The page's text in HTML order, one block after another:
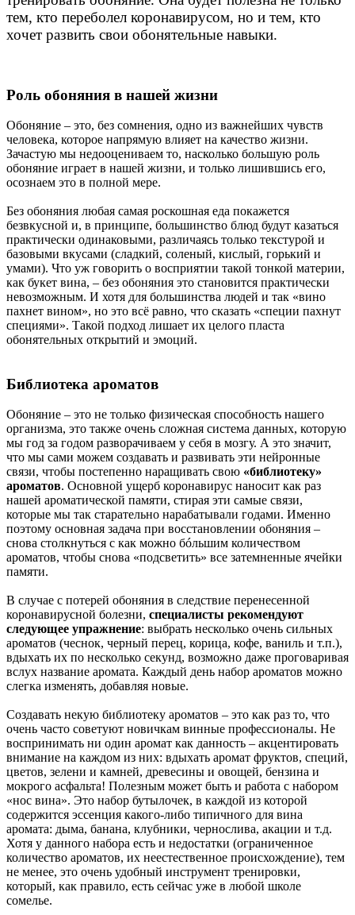
тем, кто переболел коронавирусом, но и тем, кто
хочет развить свои обонятельные навыки.
Роль обоняния в нашей жизни
Обоняние – это, без сомнения, одно из важнейших чувств
человека, которое напрямую влияет на качество жизни.
Зачастую мы недооцениваем то, насколько большую роль
обоняние играет в нашей жизни, и только лишившись его,
осознаем это в полной мере.
Без обоняния любая самая роскошная еда покажется
безвкусной и, в принципе, большинство блюд будут казаться
практически одинаковыми, различаясь только текстурой и
базовыми вкусами (сладкий, соленый, кислый, горький и
умами). Что уж говорить о восприятии такой тонкой материи,
как букет вина, – без обоняния это становится практически
невозможным. И хотя для большинства людей и так «вино
пахнет вином», но это всё равно, что сказать «специи пахнут
специями». Такой подход лишает их целого пласта
обонятельных открытий и эмоций.
Библиотека ароматов
Обоняние – это не только физическая способность нашего
организма, это также очень сложная система данных, которую
мы год за годом разворачиваем у себя в мозгу. А это значит,
что мы сами можем создавать и развивать эти нейронные
связи, чтобы постепенно наращивать свою «библиотеку»
ароматов. Основной ущерб коронавирус наносит как раз
нашей ароматической памяти, стирая эти самые связи,
которые мы так старательно нарабатывали годами. Именно
поэтому основная задача при восстановлении обоняния –
снова столкнуться с как можно бóльшим количеством
ароматов, чтобы снова «подсветить» все затемненные ячейки
памяти.
В случае с потерей обоняния в следствие перенесенной
коронавирусной болезни, специалисты рекомендуют
следующее упражнение: выбрать несколько очень сильных
ароматов (чеснок, черный перец, корица, кофе, ваниль и т.п.),
вдыхать их по несколько секунд, возможно даже проговаривая
вслух название аромата. Каждый день набор ароматов можно
слегка изменять, добавляя новые.
Создавать некую библиотеку ароматов – это как раз то, что
очень часто советуют новичкам винные профессионалы. Не
воспринимать ни один аромат как данность – акцентировать
внимание на каждом из них: вдыхать аромат фруктов, специй,
цветов, зелени и камней, древесины и овощей, бензина и
мокрого асфальта! Полезным может быть и работа с набором
«нос вина». Это набор бутылочек, в каждой из которой
содержится эссенция какого-либо типичного для вина
аромата: дыма, банана, клубники, чернослива, акации и т.д.
Хотя у данного набора есть и недостатки (ограниченное
количество ароматов, их неестественное происхождение), тем
не менее, это очень удобный инструмент тренировки,
который, как правило, есть сейчас уже в любой школе
сомелье.